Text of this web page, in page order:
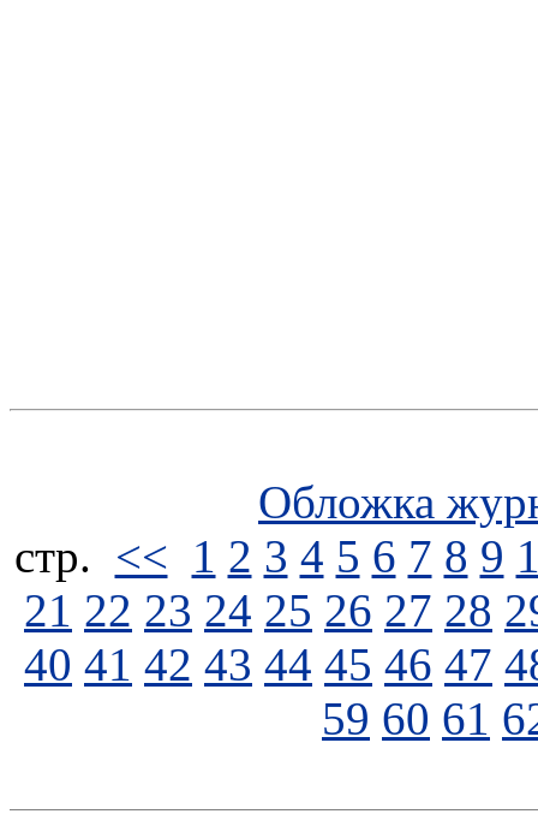
Обложка
стp. << 1 2 3 4 5 6 7 8 9
21 22 23 24 25 26 27 28
40 41 42 43 44 45 46 47
59 60 61